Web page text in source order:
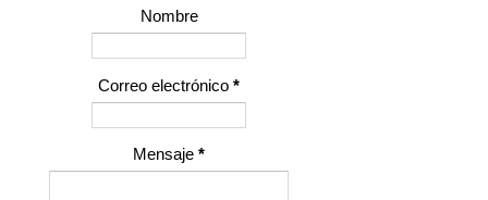
Nombre
Correo electrónico *
Mensaje *